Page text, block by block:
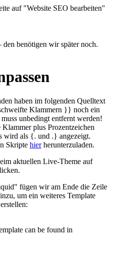
auf "Website SEO bearbeiten"
benötigen wir später noch.
haben im folgenden Quelltext
Klammern }} noch ein
unbedingt entfernt werden!
plus Prozentzeichen
wird als {. und .} angezeigt.
Skripte hierherunterzuladen.
aktuellen Live-Theme auf
fügen wir am Ende die Zeile
um ein weiteres Template
can be found in